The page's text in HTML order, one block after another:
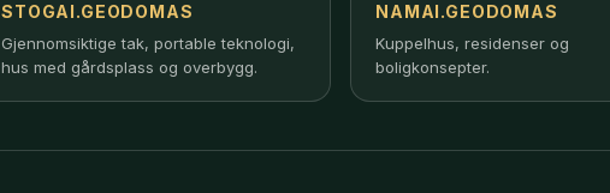
STOGAI.GEODOMAS
Gjennomsiktige tak, portable teknologi,
hus med gårdsplass og overbygg.
NAMAI.GEODOMAS
Kuppelhus, residenser og
boligkonsepter.